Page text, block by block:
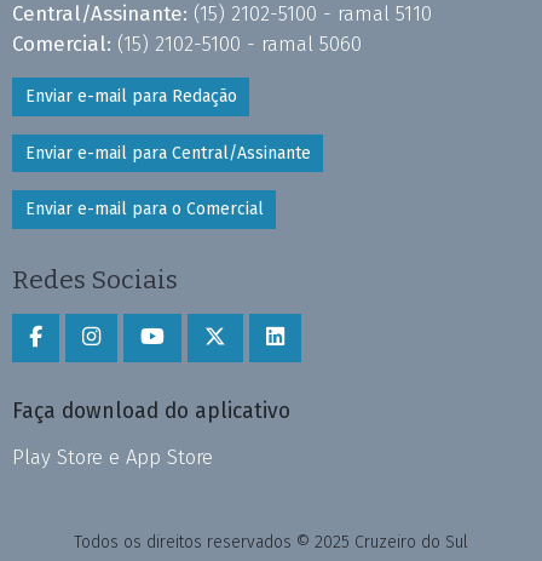
Central/Assinante: (15) 2102-5100 - ramal 5110
Comercial: (15) 2102-5100 - ramal 5060
Enviar e-mail para Redação
Enviar e-mail para Central/Assinante
Enviar e-mail para o Comercial
Redes Sociais
Faça download do aplicativo
Play Store e App Store
Todos os direitos reservados © 2025 Cruzeiro do Sul